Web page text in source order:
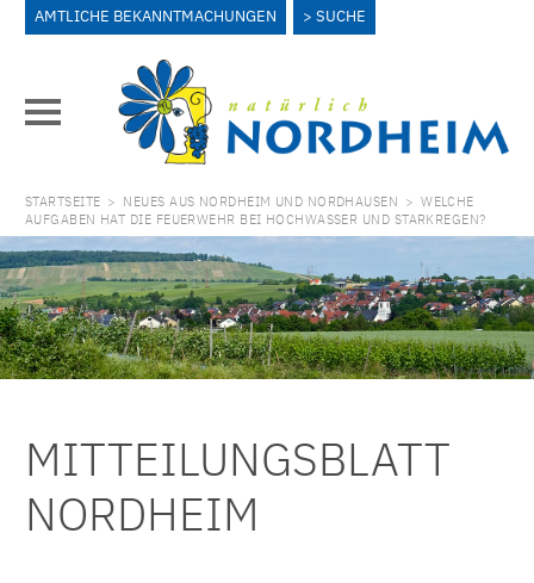
AMTLICHE BEKANNTMACHUNGEN SUCHE
STARTSEITE > NEUES AUS NORDHEIM UND NORDHAUSEN > WELCHE
AUFGABEN HAT DIE FEUERWEHR BEI HOCHWASSER UND STARKREGEN?
MITTEILUNGSBLATT
NORDHEIM